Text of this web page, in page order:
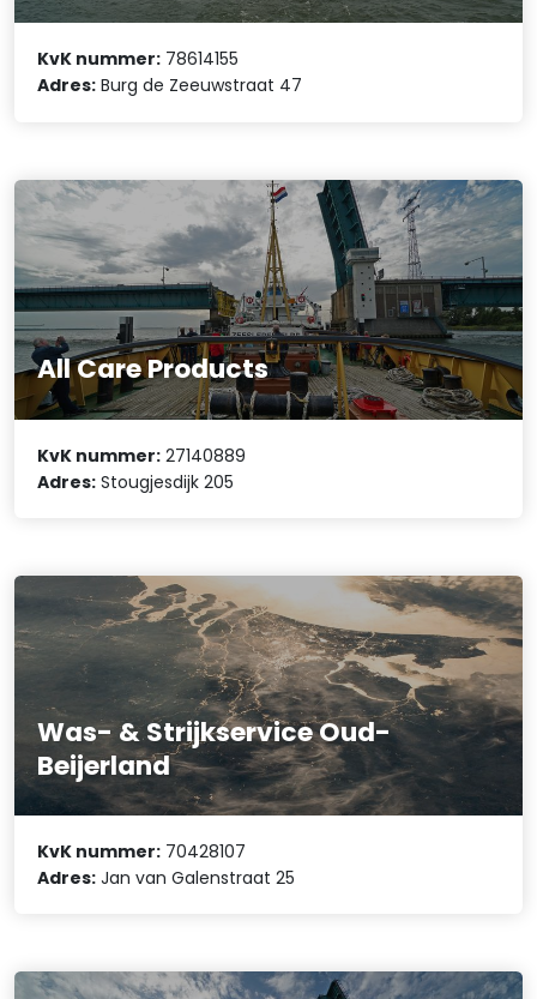
KvK nummer: 78614155
Adres: Burg de Zeeuwstraat 47
All Care Products
KvK nummer: 27140889
Adres: Stougjesdijk 205
Was- & Strijkservice Oud-
Beijerland
KvK nummer: 70428107
Adres: Jan van Galenstraat 25